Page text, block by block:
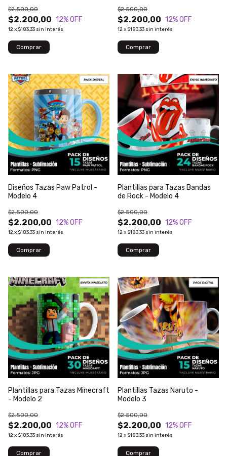
$2.200,00
$2.500,00
12% OFF
12x $183,33 sin interés
$2.200,00
$2.500,00
12% OFF
12x $183,33 sin interés
Diseños Tazas Paw Patrol -
Modelo 4
$2.200,00
$2.500,00
12% OFF
12x $183,33 sin interés
Plantillas para Tazas Bandas
de Rock - Modelo 4
$2.200,00
$2.500,00
12% OFF
12x $183,33 sin interés
Plantillas para Tazas Minecraft
- Modelo 2
$2.200,00
$2.500,00
12% OFF
12x $183,33 sin interés
Plantillas Tazas Naruto -
Modelo 3
$2.200,00
$2.500,00
12% OFF
12x $183,33 sin interés